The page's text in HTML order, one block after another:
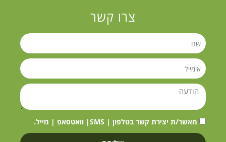
צרו קשר
מאשר/ת יצירת קשר בטלפון | SMS| וואטסאפ | מייל.